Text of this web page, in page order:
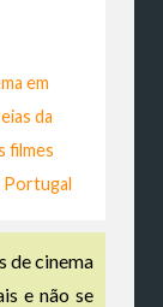
em
da
filmes
Portugal
de cinema
e não se